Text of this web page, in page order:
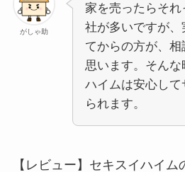
がしゃ助
家を売ったらそ
社が多いですが、
てからの方が、相
思います。そんな
ハイムは安心し
られます。
【レビュー】セキスイハイ